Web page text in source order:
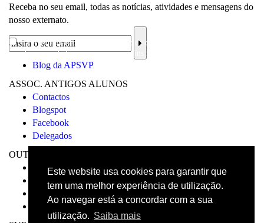
Este website usa cookies para garantir que
tem uma melhor experiência de utilização.
Ao navegar está a concordar com a sua
utilização. Saiba mais
Receba no seu email, todas as notícias, atividades e mensagens do
nosso externato.
Li a informação sobre a proteção de dados
uso dos meus dados pessoais para os fins mencionados.
Blog da APSVP
ASSOC. ANTIGOS ALUNOS
Contactos
Blogspot
Facebook
Delegados
OUTROS
Visita Virtual
Livro de reclamações
Canal de Denúncias